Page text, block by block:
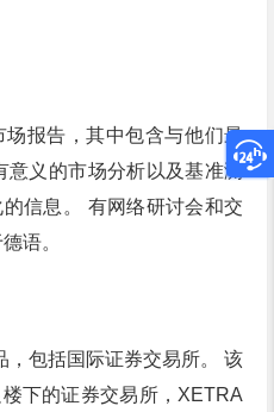
报告，其中包含与他们最
义的市场分析以及基准测
信息。 有网络研讨会和交
语。
，包括国际证券交易所。 该
下的证券交易所，XETRA